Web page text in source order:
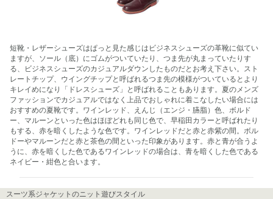
短靴・レザーシューズはぱっと見た感じはビジネスシューズの革靴に似てい
ますが、ソール（底）にゴムがついていたり、つま先が丸まっていたりす
る、ビジネスシューズのカジュアルダウンしたものだとお考え下さい。スト
レートチップ、ウイングチップと呼ばれるつま先の模様がついているとより
キレイめになり「ドレスシューズ」と呼ばれることもあります。夏のメンズ
ファッションでカジュアルではなく上品でおしゃれに着こなしたい場合には
おすすめの夏靴です。ワインレッド、えんじ（エンジ・臙脂）色、ボルド
ー、マルーンといった色はほぼどれも同じ色で、早稲田カラーと呼ばれたり
もする、赤を暗くしたような色です。ワインレッドだと赤と赤紫の間。ボル
ドーやマルーンだと赤と茶色の間といった印象があります。赤と青が合うよ
うに、赤を暗くした色であるワインレッドの場合は、青を暗くした色である
ネイビー・紺色と合います。
スーツ系ジャケットのニット遊びスタイル